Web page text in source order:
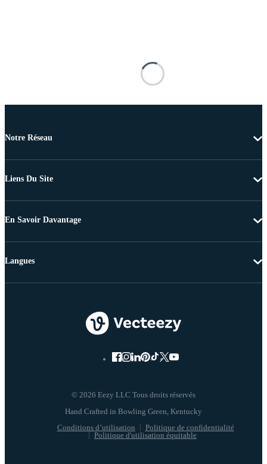
Notre Réseau
Liens Du Site
En Savoir Davantage
© 2026 Eezy LLC Tous droits réservés
Conditions d’utilisation
Politique de confidentialité
Politique d'utilisation équitable
Langues